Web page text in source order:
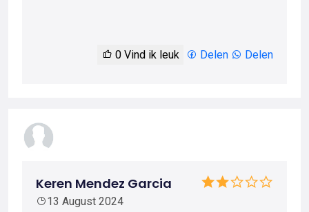
0 Vind ik leuk Delen Delen
Keren Mendez Garcia
13 August 2024